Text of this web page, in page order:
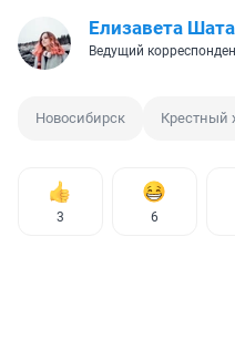
Елизавета
Ведущий
Новосибирск Крестный
3 6